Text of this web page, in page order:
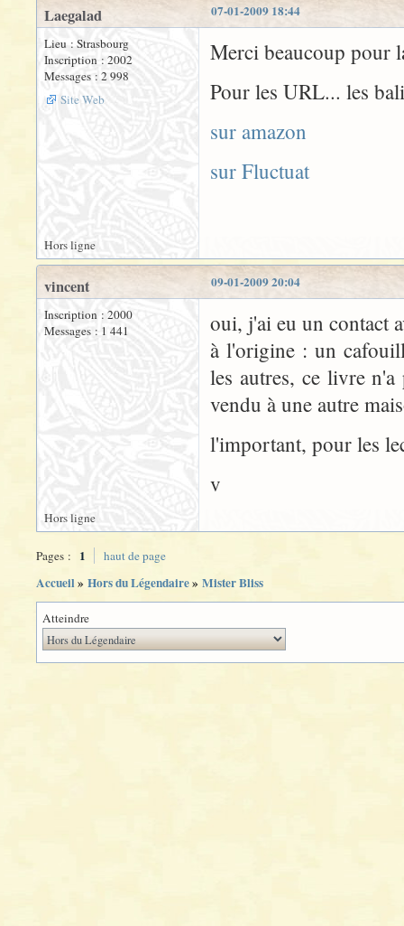
07-01-2009 18:44
Laegalad
Lieu : Strasbourg
Inscription : 2002
Messages : 2 998
Site Web
Merci beaucoup pour
Pour les URL... les
sur amazon
sur Fluctuat
Hors ligne
09-01-2009 20:04
vincent
Inscription : 2000
Messages : 1 441
oui, j'ai eu un contact
à l'origine : un
les autres, ce livre
vendu à une autre
l'important, pour les
v
Hors ligne
Pages : 1 haut de page
Accueil» Hors du Légendaire» Mister Bliss
Atteindre